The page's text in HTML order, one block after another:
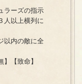
ラーズの指示
人以上横列に
以内の敵に全
【致命】